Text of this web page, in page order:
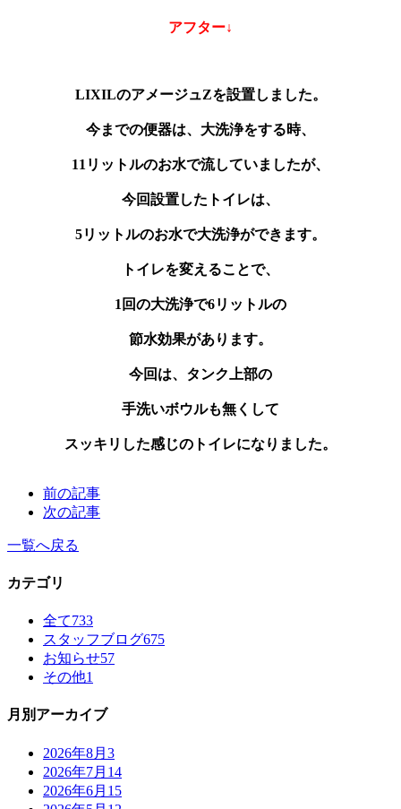
アフター↓
LIXILのアメージュZを設置しました。
今までの便器は、大洗浄をする時、
11リットルのお水で流していましたが、
今回設置したトイレは、
5リットルのお水で大洗浄ができます。
トイレを変えることで、
1回の大洗浄で6リットルの
節水効果があります。
今回は、タンク上部の
手洗いボウルも無くして
スッキリした感じのトイレになりました。
前の記事
次の記事
一覧へ戻る
カテゴリ
全て733
スタッフブログ675
お知らせ57
その他1
月別アーカイブ
2026年8月 3
2026年7月 14
2026年6月 15